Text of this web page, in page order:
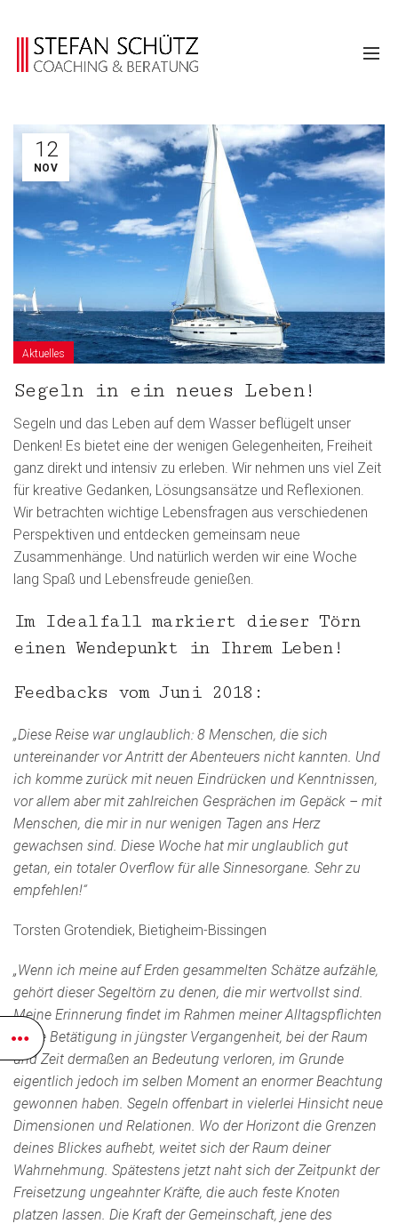
12
NOV
Aktuelles
Segeln in ein neues Leben!
Segeln und das Leben auf dem Wasser beflügelt unser
Denken! Es bietet eine der wenigen Gelegenheiten, Freiheit
ganz direkt und intensiv zu erleben. Wir nehmen uns viel Zeit
für kreative Gedanken, Lösungsansätze und Reflexionen.
Wir betrachten wichtige Lebensfragen aus verschiedenen
Perspektiven und entdecken gemeinsam neue
Zusammenhänge. Und natürlich werden wir eine Woche
lang Spaß und Lebensfreude genießen.
Im Idealfall markiert dieser Törn
einen Wendepunkt in Ihrem Leben!
Feedbacks vom Juni 2018:
„Diese Reise war unglaublich: 8 Menschen, die sich
untereinander vor Antritt der Abenteuers nicht kannten. Und
ich komme zurück mit neuen Eindrücken und Kenntnissen,
vor allem aber mit zahlreichen Gesprächen im Gepäck – mit
Menschen, die mir in nur wenigen Tagen ans Herz
gewachsen sind. Diese Woche hat mir unglaublich gut
getan, ein totaler Overflow für alle Sinnesorgane. Sehr zu
empfehlen!“
Torsten Grotendiek, Bietigheim-Bissingen
„Wenn ich meine auf Erden gesammelten Schätze aufzähle,
gehört dieser Segeltörn zu denen, die mir wertvollst sind.
Meine Erinnerung findet im Rahmen meiner Alltagspflichten
keine Betätigung in jüngster Vergangenheit, bei der Raum
und Zeit dermaßen an Bedeutung verloren, im Grunde
eigentlich jedoch im selben Moment an enormer Beachtung
gewonnen haben. Segeln offenbart in vielerlei Hinsicht neue
Dimensionen und Relationen. Wo der Horizont die Grenzen
deines Blickes aufhebt, weitet sich der Raum deiner
Wahrnehmung. Spätestens jetzt naht sich der Zeitpunkt der
Freisetzung ungeahnter Kräfte, die auch feste Knoten
platzen lassen. Die Kraft der Gemeinschaft, jene des